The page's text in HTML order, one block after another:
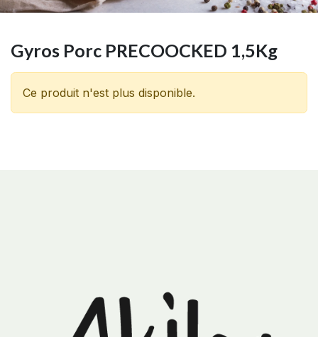
Gyros Porc PRECOOCKED 1,5Kg
Ce produit n'est plus disponible.